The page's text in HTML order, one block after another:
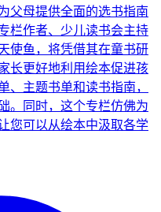
父母提供全面的选书指南
栏作者、少儿读书会主持
使鱼，将凭借其在童书研
长更好地利用绘本促进孩
、主题书单和读书指南，
。同时，这个专栏仿佛为
您可以从绘本中汲取各学